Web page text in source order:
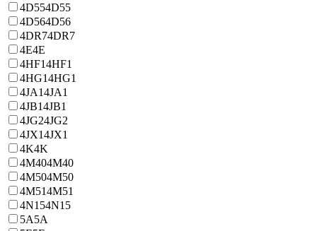
4D554D55
4D564D56
4DR74DR7
4E4E
4HF14HF1
4HG14HG1
4JA14JA1
4JB14JB1
4JG24JG2
4JX14JX1
4K4K
4M404M40
4M504M50
4M514M51
4N154N15
5A5A